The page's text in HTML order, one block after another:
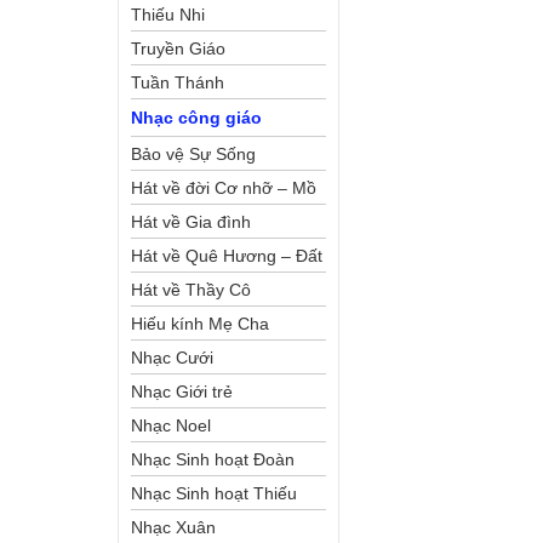
Thiếu Nhi
Truyền Giáo
Tuần Thánh
Nhạc công giáo
Bảo vệ Sự Sống
Hát về đời Cơ nhỡ – Mồ
côi
Hát về Gia đình
Hát về Quê Hương – Đất
Nước
Hát về Thầy Cô
Hiếu kính Mẹ Cha
Nhạc Cưới
Nhạc Giới trẻ
Nhạc Noel
Nhạc Sinh hoạt Đoàn
Thể Công Giáo
Nhạc Sinh hoạt Thiếu
Nhi
Nhạc Xuân